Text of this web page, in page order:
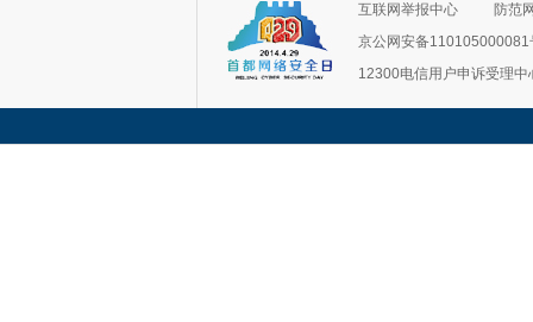
互联网举报中心
防范
京公网安备110105000081
12300电信用户申诉受理中